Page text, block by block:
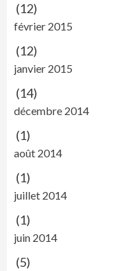
(12)
février 2015
(12)
janvier 2015
(14)
décembre 2014
(1)
août 2014
(1)
juillet 2014
(1)
juin 2014
(5)